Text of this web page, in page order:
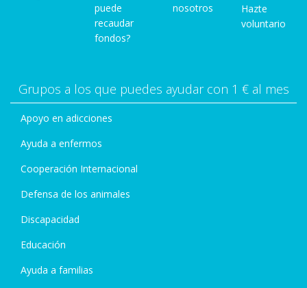
puede
recaudar
fondos?
nosotros
Hazte
voluntario
Grupos a los que puedes ayudar con 1 € al mes
Apoyo en adicciones
Ayuda a enfermos
Cooperación Internacional
Defensa de los animales
Discapacidad
Educación
Ayuda a familias